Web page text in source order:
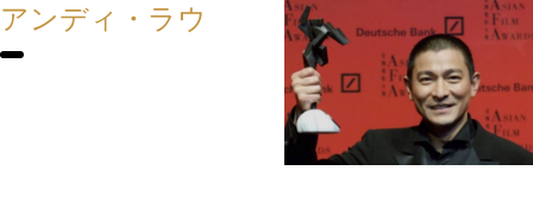
アンディ・ラウ